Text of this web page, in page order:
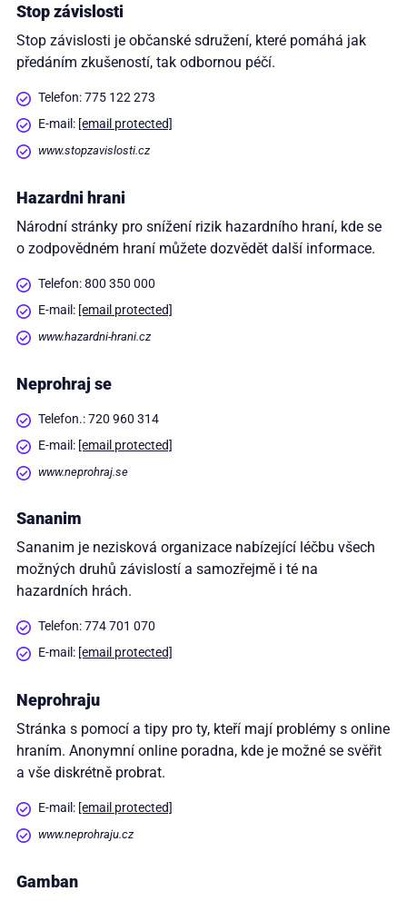
Stop závislosti
Stop závislosti je občanské sdružení, které pomáhá jak
předáním zkušeností, tak odbornou péčí.
Telefon: 775 122 273
E-mail: [email protected]
www.stopzavislosti.cz
Hazardni hrani
Národní stránky pro snížení rizik hazardního hraní, kde se
o zodpovědném hraní můžete dozvědět další informace.
Telefon: 800 350 000
E-mail: [email protected]
www.hazardni-hrani.cz
Neprohraj se
Telefon.: 720 960 314
E-mail: [email protected]
www.neprohraj.se
Sananim
Sananim je nezisková organizace nabízející léčbu všech
možných druhů závislostí a samozřejmě i té na
hazardních hrách.
Telefon: 774 701 070
E-mail: [email protected]
Neprohraju
Stránka s pomocí a tipy pro ty, kteří mají problémy s online
hraním. Anonymní online poradna, kde je možné se svěřit
a vše diskrétně probrat.
E-mail: [email protected]
www.neprohraju.cz
Gamban